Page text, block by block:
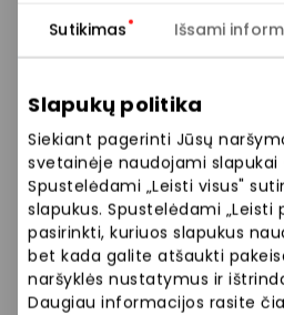
Sutikimas Išsami
Slapukų politika
Siekiant pagerinti Jūsų
svetainėje naudojami slapukai
Spustelėdami „Leisti visus"
slapukus. Spustelėdami „Leisti
pasirinkti, kuriuos slapukus
bet kada galite atšaukti
naršyklės nustatymus ir
Daugiau informacijos rasite
Renginys bus
Nuotraukoje ir (ar) vaizdo
Jūsų (Jūsų vaiko) atvaizdas,
naudoti viešai komunikacijai,
AKROPOLIS interneto
paskyrose ir/ar kituose
Daugiau apie asmens
www.akropolis.lt